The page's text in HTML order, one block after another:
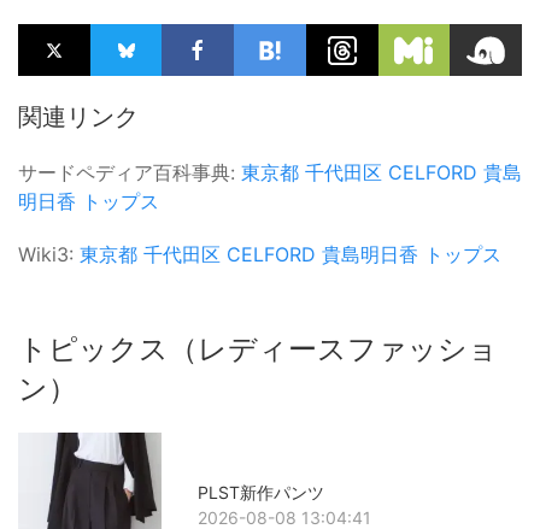
関連リンク
サードペディア百科事典: 東京都 千代田区 CELFORD 貴島
明日香 トップス
Wiki3: 東京都 千代田区 CELFORD 貴島明日香 トップス
トピックス（レディースファッショ
ン）
PLST新作パンツ
2026-08-08 13:04:41